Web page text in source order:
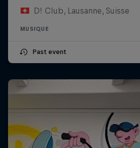
D! Club, Lausanne, Suisse
MUSIQUE
Past event